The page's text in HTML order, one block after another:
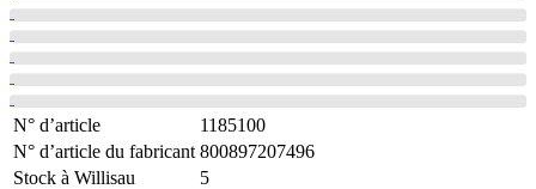
N° d’article
1185100
N° d’article du fabricant 800897207496
Stock à Willisau
5